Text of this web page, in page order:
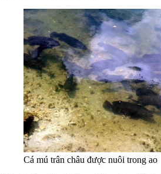
Cá mú trân châu được nuôi trong ao